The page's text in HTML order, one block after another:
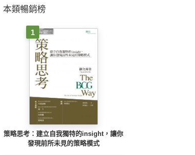
本類暢銷榜
1
策略思考：建立自我獨特的insight，讓你
發現前所未見的策略模式